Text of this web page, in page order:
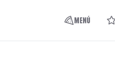
MENÚ